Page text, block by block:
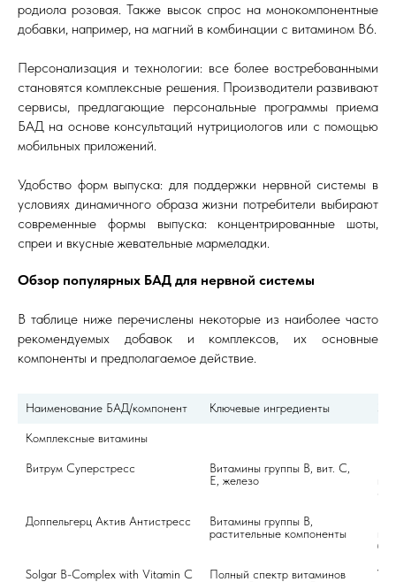
родиола розовая. Также высок спрос на монокомпонентные
добавки, например, на магний в комбинации с витамином B6.
Персонализация и технологии: все более востребованными
становятся комплексные решения. Производители развивают
сервисы, предлагающие персональные программы приема
БАД на основе консультаций нутрициологов или с помощью
мобильных приложений.
Удобство форм выпуска: для поддержки нервной системы в
условиях динамичного образа жизни потребители выбирают
современные формы выпуска: концентрированные шоты,
спреи и вкусные жевательные мармеладки.
Обзор популярных БАД для нервной системы
В таблице ниже перечислены некоторые из наиболее часто
рекомендуемых добавок и комплексов, их основные
компоненты и предполагаемое действие.
Наименование БАД/компонент Ключевые ингредиенты
Комплексные витамины
Витрум Суперстресс
Витамины группы В, вит. С,
Е, железо
сна
Доппельгерц Актив Антистресс
Витамины группы B,
растительные компоненты
Solgar B-Complex with Vitamin C
Полный спектр витаминов